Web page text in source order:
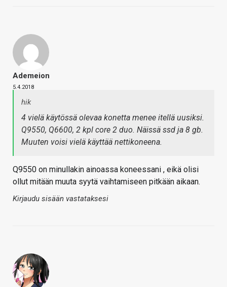
Ademeion
5.4.2018
hik
4 vielä käytössä olevaa konetta menee itellä uusiksi.
Q9550, Q6600, 2 kpl core 2 duo. Näissä ssd ja 8 gb.
Muuten voisi vielä käyttää nettikoneena.
Q9550 on minullakin ainoassa koneessani , eikä olisi
ollut mitään muuta syytä vaihtamiseen pitkään aikaan.
Kirjaudu sisään vastataksesi